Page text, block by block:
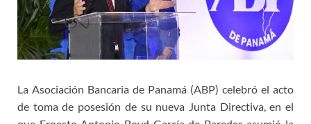
La Asociación Bancaria de Panamá (ABP) celebró el acto
de toma de posesión de su nueva Junta Directiva, en el